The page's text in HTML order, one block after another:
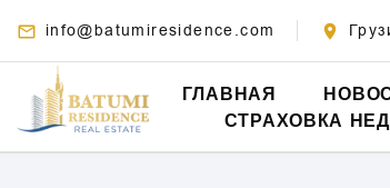
info@batumiresidence.com
ГЛАВНАЯ
СТРАХОВКА